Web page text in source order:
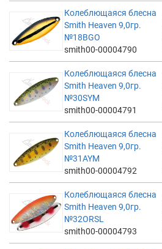
Колеблющаяся блесна
Smith Heaven 9,0гр.
№18BGO
smith00-00004790
Колеблющаяся блесна
Smith Heaven 9,0гр.
№30SYM
smith00-00004791
Колеблющаяся блесна
Smith Heaven 9,0гр.
№31AYM
smith00-00004792
Колеблющаяся блесна
Smith Heaven 9,0гр.
№32ORSL
smith00-00004793